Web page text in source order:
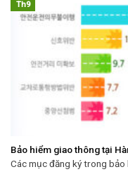
Bảo hiểm giao thông tại
Các mục đăng ký trong bảo
Th9